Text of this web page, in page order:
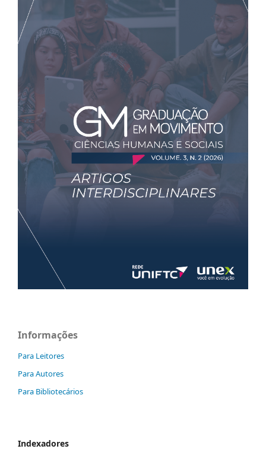
Informações
Para Leitores
Para Autores
Para Bibliotecários
Indexadores